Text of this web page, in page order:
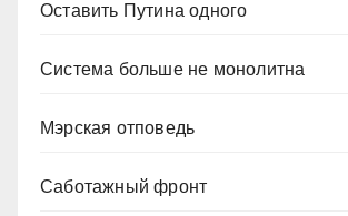
Оставить Путина одного
Система больше не монолитна
Мэрская отповедь
Саботажный фронт